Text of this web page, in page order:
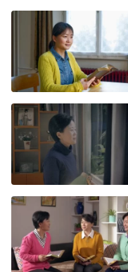
说是满了可憎之物的
的足可说你们是喝
神的显现与作工・你
信神的所有说话，信
了。你信神多年从
话，而是让神顺服你
悖逆的人，就是不
不合人观念的作工说
工・真心顺服神的人
使我自愧蒙羞、无
思意念与败坏流露